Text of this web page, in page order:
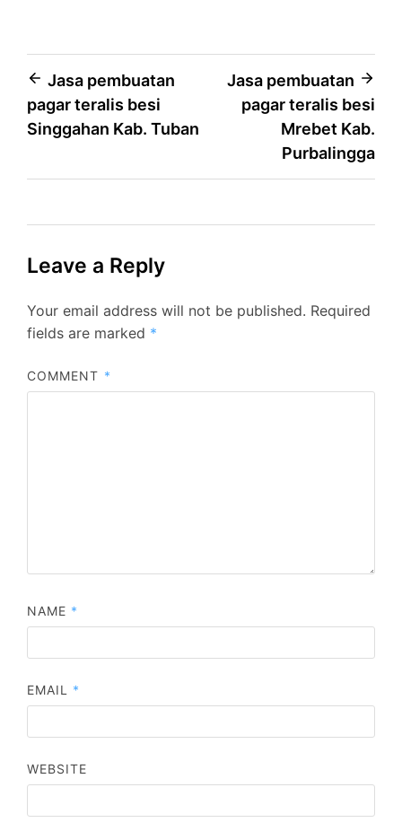
Post
navigation
Jasa pembuatan
pagar teralis besi
Singgahan Kab. Tuban
Jasa pembuatan
pagar teralis besi
Mrebet Kab.
Purbalingga
Leave a Reply
Your email address will not be published. Required
fields are marked *
COMMENT *
NAME *
EMAIL *
WEBSITE